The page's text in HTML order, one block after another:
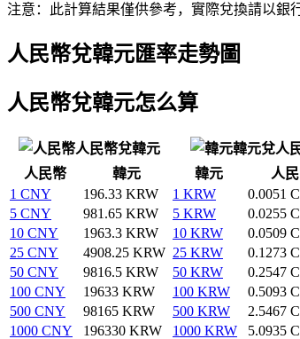
注意：此計算結果僅供參考，實際兌換請以銀
人民幣兌韓元匯率走勢圖
人民幣兌韓元怎么算
人民幣兌韓元
韓元兌人
人民幣
韓元 韓元
人
1 CNY
196.33 KRW 1 KRW
0.0051
5 CNY
981.65 KRW 5 KRW
0.0255
10 CNY
1963.3 KRW 10 KRW
0.0509
25 CNY
4908.25 KRW 25 KRW
0.1273
50 CNY
9816.5 KRW 50 KRW
0.2547
100 CNY
19633 KRW 100 KRW
0.5093
500 CNY
98165 KRW 500 KRW
2.5467
1000 CNY
196330 KRW 1000 KRW
5.0935